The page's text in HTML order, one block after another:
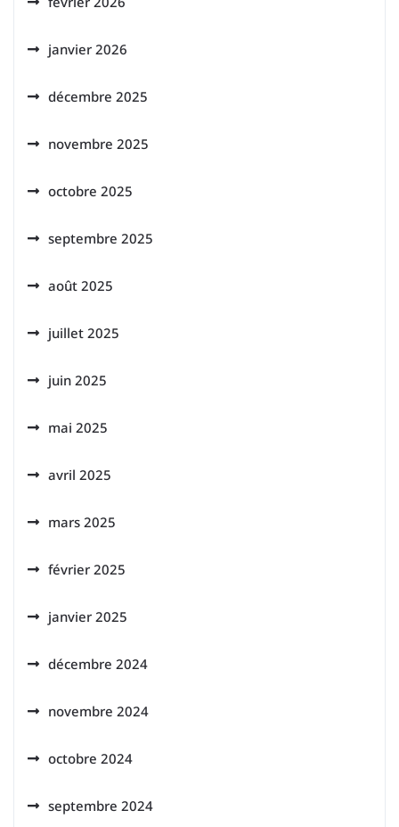
janvier 2026
décembre 2025
novembre 2025
octobre 2025
septembre 2025
août 2025
juillet 2025
juin 2025
mai 2025
avril 2025
mars 2025
février 2025
janvier 2025
décembre 2024
novembre 2024
octobre 2024
septembre 2024